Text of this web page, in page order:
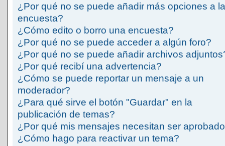
¿Por qué no se puede añadir más opciones a la
encuesta?
¿Cómo edito o borro una encuesta?
¿Por qué no se puede acceder a algún foro?
¿Por qué no se puede añadir archivos
¿Por qué recibí una advertencia?
¿Cómo se puede reportar un mensaje a un
moderador?
¿Para qué sirve el botón "Guardar" en la
publicación de temas?
¿Por qué mis mensajes necesitan ser
¿Cómo hago para reactivar un tema?